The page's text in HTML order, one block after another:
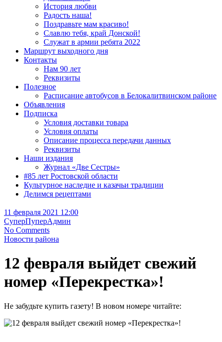
История любви
Радость наша!
Поздравьте мам красиво!
Славлю тебя, край Донской!
Служат в армии ребята 2022
Маршрут выходного дня
Контакты
Нам 90 лет
Реквизиты
Полезное
Расписание автобусов в Белокалитвинском районе
Объявления
Подписка
Условия доставки товара
Условия оплаты
Описание процесса передачи данных
Реквизиты
Наши издания
Журнал «Две Сестры»
#85 лет Ростовской области
Культурное наследие и казачьи традиции
Делимся рецептами
11 февраля 2021 12:00
СуперПуперАдмин
No Comments
Новости района
12 февраля выйдет свежий
номер «Перекрестка»!
Не забудьте купить газету! В новом номере читайте: